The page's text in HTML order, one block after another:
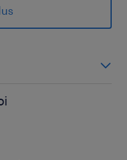
de la structure des
et